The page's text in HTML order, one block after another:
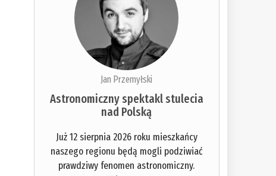
Jan Przemyłski
Astronomiczny spektakl stulecia
nad Polską
Już 12 sierpnia 2026 roku mieszkańcy
naszego regionu będą mogli podziwiać
prawdziwy fenomen astronomiczny.